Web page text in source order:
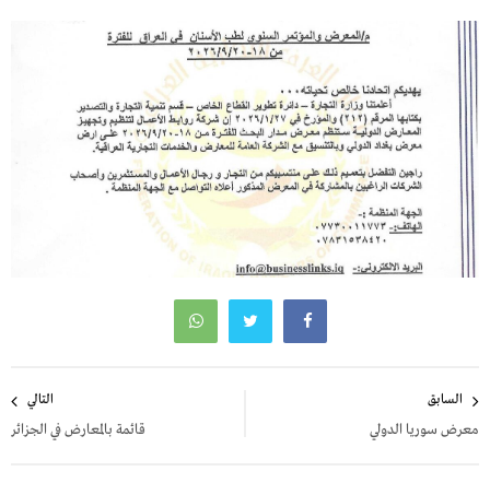
المقالات
السابق
معرض سوريا الدولي
التالي
قائمة بالمعارض في الجزائر